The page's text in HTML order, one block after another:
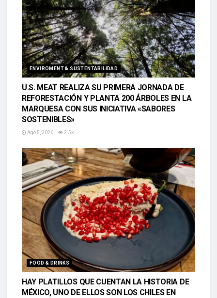
ENVIROMENT & SUSTENTABILIDAD
U.S. MEAT REALIZA SU PRIMERA JORNADA DE
REFORESTACIÓN Y PLANTA 200 ÁRBOLES EN LA
MARQUESA CON SUS INICIATIVA «SABORES
SOSTENIBLES»
Ago 5, 2026 2.5k
FOOD & DRINKS
HAY PLATILLOS QUE CUENTAN LA HISTORIA DE
MÉXICO, UNO DE ELLOS SON LOS CHILES EN